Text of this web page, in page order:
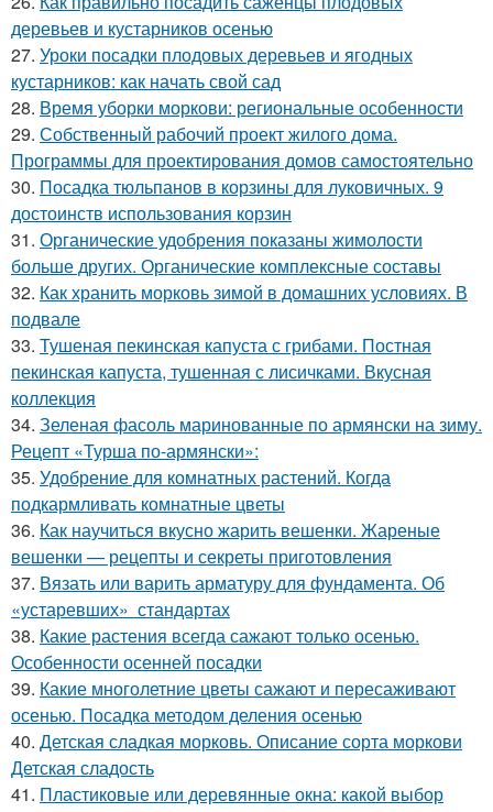
деревьев и кустарников осенью
27. Уроки посадки плодовых деревьев и ягодных
кустарников: как начать свой сад
28. Время уборки моркови: региональные особенности
29. Собственный рабочий проект жилого дома.
Программы для проектирования домов самостоятельно
30. Посадка тюльпанов в корзины для луковичных. 9
достоинств использования корзин
31. Органические удобрения показаны жимолости
больше других. Органические комплексные составы
32. Как хранить морковь зимой в домашних условиях. В
подвале
33. Тушеная пекинская капуста с грибами. Постная
пекинская капуста, тушенная с лисичками. Вкусная
коллекция
34. Зеленая фасоль маринованные по армянски на зиму.
Рецепт «Турша по-армянски»:
35. Удобрение для комнатных растений. Когда
подкармливать комнатные цветы
36. Как научиться вкусно жарить вешенки. Жареные
вешенки — рецепты и секреты приготовления
37. Вязать или варить арматуру для фундамента. Об
«устаревших» стандартах
38. Какие растения всегда сажают только осенью.
Особенности осенней посадки
39. Какие многолетние цветы сажают и пересаживают
осенью. Посадка методом деления осенью
40. Детская сладкая морковь. Описание сорта моркови
Детская сладость
41. Пластиковые или деревянные окна: какой выбор